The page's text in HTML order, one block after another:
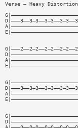
Verse — Heavy Distortion